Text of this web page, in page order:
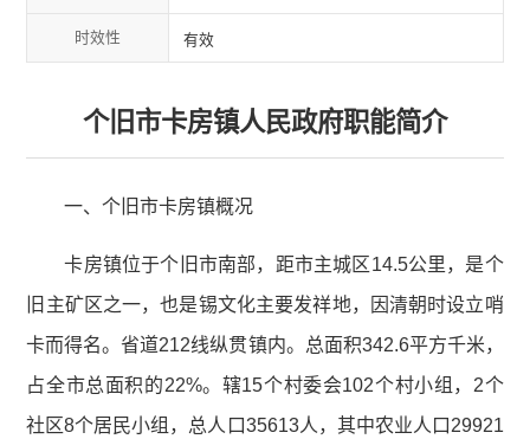
时效性 有效
个旧市卡房镇人民政府职能简介
一、个旧市卡房镇概况
卡房镇位于个旧市南部，距市主城区14.5公里，是个
旧主矿区之一，也是锡文化主要发祥地，因清朝时设立哨
卡而得名。省道212线纵贯镇内。总面积342.6平方千米，
占全市总面积的22%。辖15个村委会102个村小组，2个
社区8个居民小组，总人口35613人，其中农业人口29921